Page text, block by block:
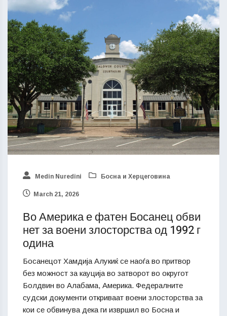
Medin Nuredini Босна и Херцеговина
March 21, 2026
Во Америка е фатен Босанец обви
нет за воени злосторства од 1992 г
одина
Босанецот Хамдија Алукиќ се наоѓа во притвор
без можност за кауција во затворот во округот
Болдвин во Алабама, Америка. Федералните
судски документи откриваат воени злосторства за
кои се обвинува дека ги извршил во Босна и